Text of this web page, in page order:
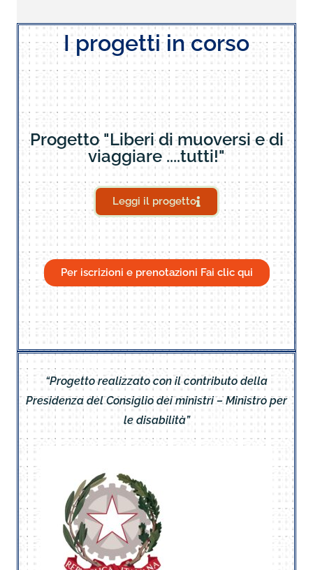
I progetti in corso
Progetto "Liberi di muoversi e di
viaggiare ....tutti!"
Leggi il progetto
Per iscrizioni e prenotazioni Fai clic qui
“Progetto realizzato con il contributo della
Presidenza del Consiglio dei ministri – Ministro per
le disabilità”